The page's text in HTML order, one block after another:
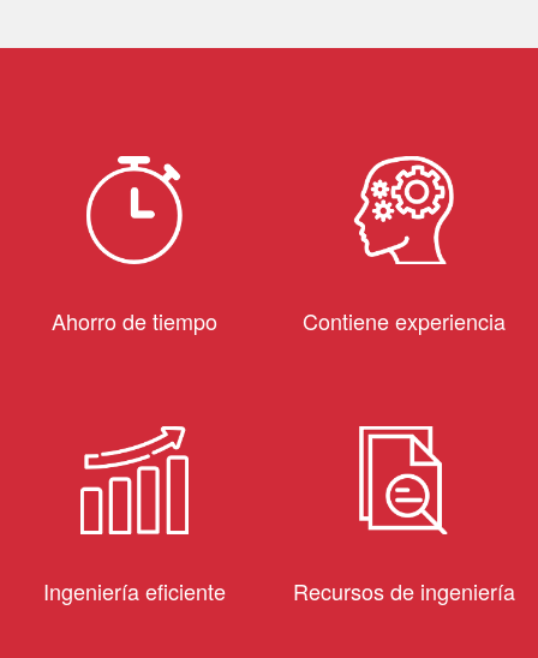
Ahorro de tiempo Contiene experiencia
Ingeniería eficiente Recursos de ingeniería